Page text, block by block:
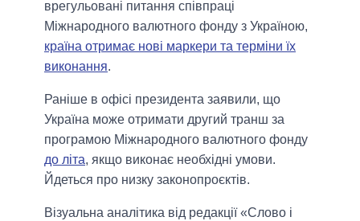
врегульовані питання співпраці
Міжнародного валютного фонду з Україною,
країна отримає нові маркери та терміни їх
виконання.
Раніше в офісі президента заявили, що
Україна може отримати другий транш за
програмою Міжнародного валютного фонду
до літа, якщо виконає необхідні умови.
Йдеться про низку законопроєктів.
Візуальна аналітика від редакції «Слово і